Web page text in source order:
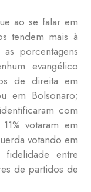
ao se falar em
tendem mais à
porcentagens
evangélico
de direita em
em Bolsonaro;
com
votaram em
votando em
fidelidade entre
de partidos de